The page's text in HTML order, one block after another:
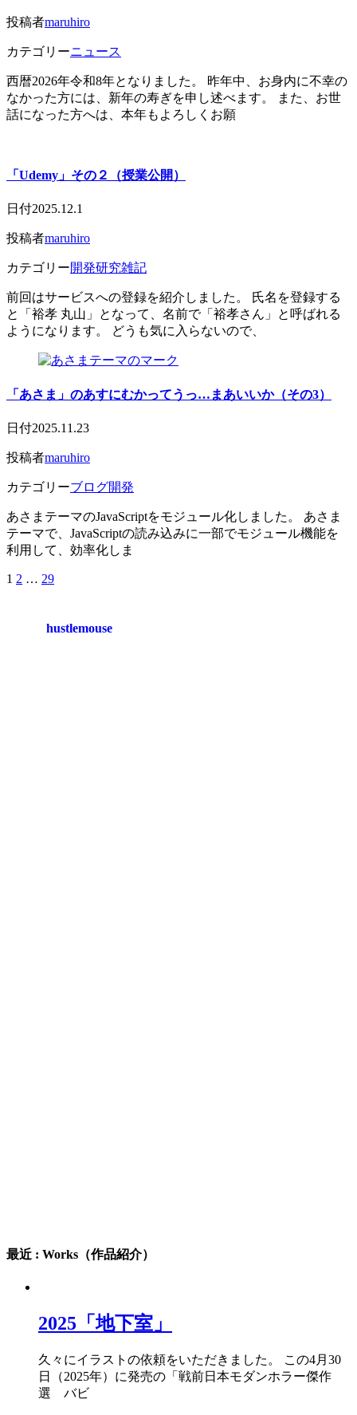
投稿者maruhiro
カテゴリーニュース
西暦2026年令和8年となりました。 昨年中、お身内に不幸の
なかった方には、新年の寿ぎを申し述べます。 また、お世
話になった方へは、本年もよろしくお願
「Udemy」その２（授業公開）
日付2025.12.1
投稿者maruhiro
カテゴリー開発研究雑記
前回はサービスへの登録を紹介しました。 氏名を登録する
と「裕孝 丸山」となって、名前で「裕孝さん」と呼ばれる
ようになります。 どうも気に入らないので、
「あさま」のあすにむかってうっ…まあいいか（その3）
日付2025.11.23
投稿者maruhiro
カテゴリーブログ開発
あさまテーマのJavaScriptをモジュール化しました。 あさま
テーマで、JavaScriptの読み込みに一部でモジュール機能を
利用して、効率化しま
1 2 … 29
hustlemouse
最近 : Works（作品紹介）
2025「地下室」
久々にイラストの依頼をいただきました。 この4月30
日（2025年）に発売の「戦前日本モダンホラー傑作
選 バビ